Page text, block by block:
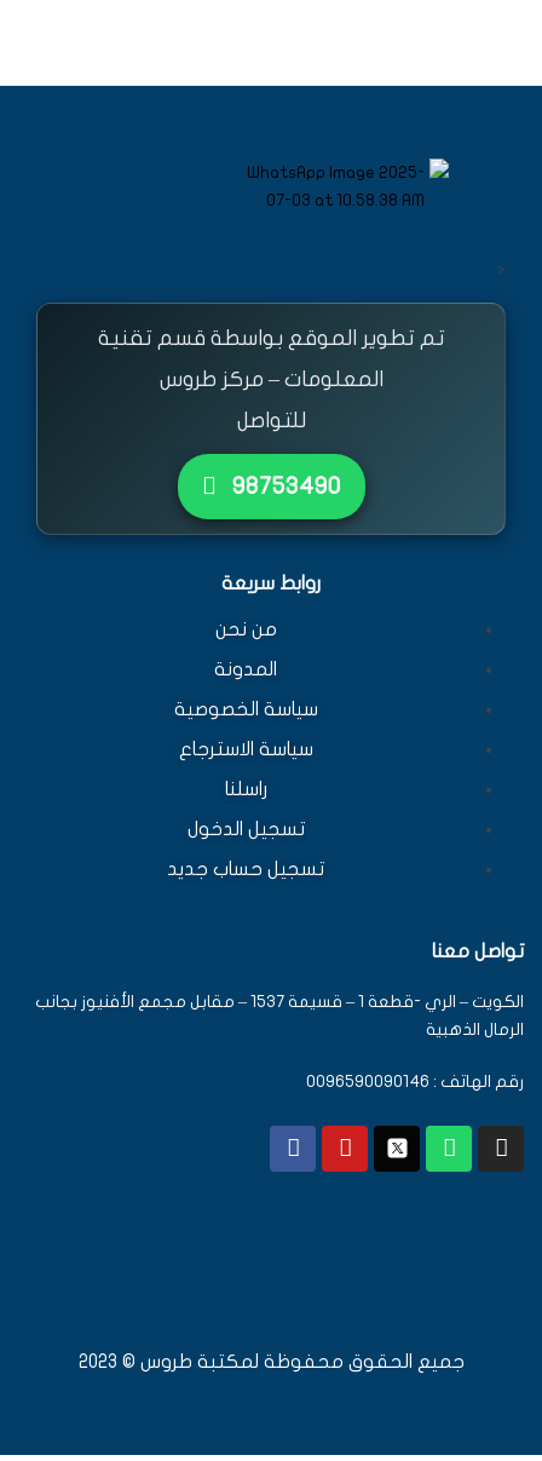
<
تم تطوير الموقع بواسطة قسم تقنية
المعلومات – مركز طروس
للتواصل
٩٨٧٥٣٤٩٠
روابط سريعة
من نحن
المدونة
سياسة الخصوصية
سياسة الاسترجاع
راسلنا
تسجيل الدخول
تسجيل حساب جديد
تواصل معنا
الكويت – الري -قطعة 1 – قسيمة 1537 – مقابل مجمع الأفنيوز بجانب
الرمال الذهبية
رقم الهاتف : 0096590090146
جميع الحقوق محفوظة لمكتبة طروس © 2023